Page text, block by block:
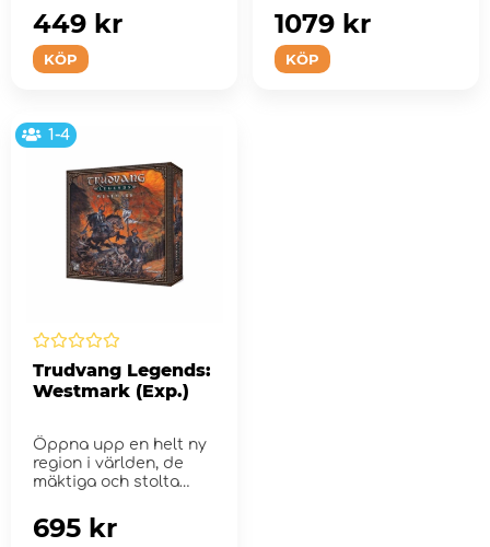
KÖP
449 kr
KÖP
1079 kr
1-4
Trudvang Legends:
Westmark (Exp.)
Öppna upp en helt ny
region i världen, de
mäktiga och stolta
695 kr